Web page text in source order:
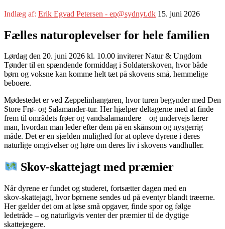
Indlæg af: Erik Egvad Petersen - ep@sydnyt.dk 15. juni 2026
Fælles naturoplevelser for hele familien
Lørdag den 20. juni 2026 kl. 10.00 inviterer Natur & Ungdom
Tønder til en spændende formiddag i Soldaterskoven, hvor både
børn og voksne kan komme helt tæt på skovens små, hemmelige
beboere.
Mødestedet er ved Zeppelinhangaren, hvor turen begynder med Den
Store Frø- og Salamander‑tur. Her hjælper deltagerne med at finde
frem til områdets frøer og vandsalamandere – og undervejs lærer
man, hvordan man leder efter dem på en skånsom og nysgerrig
måde. Det er en sjælden mulighed for at opleve dyrene i deres
naturlige omgivelser og høre om deres liv i skovens vandhuller.
Skov‑skattejagt med præmier
Når dyrene er fundet og studeret, fortsætter dagen med en
skov‑skattejagt, hvor børnene sendes ud på eventyr blandt træerne.
Her gælder det om at løse små opgaver, finde spor og følge
ledetråde – og naturligvis venter der præmier til de dygtige
skattejægere.